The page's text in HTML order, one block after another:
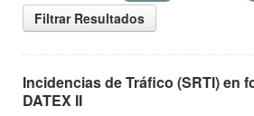
Filtrar Resultados
Incidencias de Tráfico (SRTI) en
DATEX II